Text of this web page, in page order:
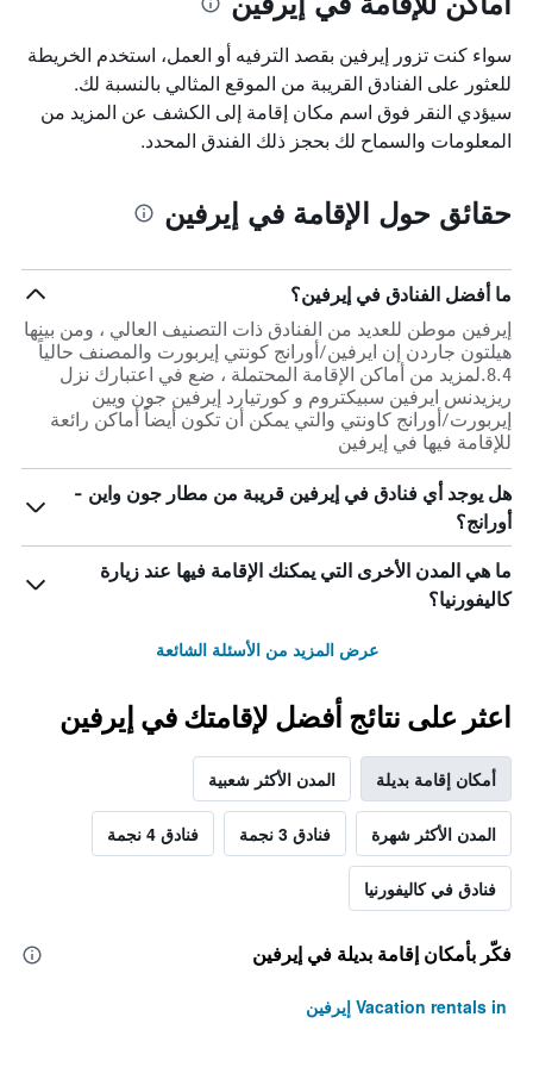
سواء كنت تزور إيرفين بقصد الترفيه أو العمل، استخدم الخريطة
للعثور على الفنادق القريبة من الموقع المثالي بالنسبة لك.
سيؤدي النقر فوق اسم مكان إقامة إلى الكشف عن المزيد من
المعلومات والسماح لك بحجز ذلك الفندق المحدد.
حقائق حول الإقامة في إيرفين
ما أفضل الفنادق في إيرفين؟
إيرفين موطن للعديد من الفنادق ذات التصنيف العالي ، ومن بينها
هيلتون جاردن إن ايرفين/أورانج كونتي إيربورت والمصنف حالياً
8.4.لمزيد من أماكن الإقامة المحتملة ، ضع في اعتبارك نزل
ريزيدنس ايرفين سبيكتروم و كورتيارد إيرفين جون ويين
إيربورت/أورانج كاونتي والتي يمكن أن تكون أيضاً أماكن رائعة
للإقامة فيها في إيرفين
هل يوجد أي فنادق في إيرفين قريبة من مطار جون واين -
أورانج؟
ما هي المدن الأخرى التي يمكنك الإقامة فيها عند زيارة
كاليفورنيا؟
عرض المزيد من الأسئلة الشائعة
اعثر على نتائج أفضل لإقامتك في إيرفين
أمكان إقامة بديلة المدن الأكثر شعبية
المدن الأكثر شهرة فنادق 3 نجمة فنادق 4 نجمة
فنادق في كاليفورنيا
فكّر بأمكان إقامة بديلة في إيرفين
Vacation rentals in إيرفين